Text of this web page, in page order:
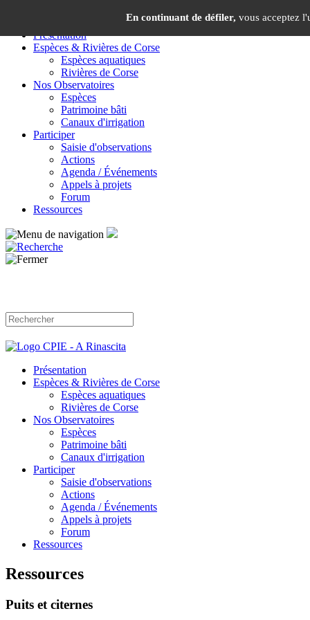
Présentation
Espèces & Rivières de Corse
Espèces aquatiques
Rivières de Corse
Nos Observatoires
Espèces
Patrimoine bâti
Canaux d'irrigation
Participer
Saisie d'observations
Actions
Agenda / Événements
Appels à projets
Forum
Ressources
Présentation
Espèces & Rivières de Corse
Espèces aquatiques
Rivières de Corse
Nos Observatoires
Espèces
Patrimoine bâti
Canaux d'irrigation
Participer
Saisie d'observations
Actions
Agenda / Événements
Appels à projets
Forum
Ressources
Ressources
Puits et citernes
En continuant de défiler, vous acceptez